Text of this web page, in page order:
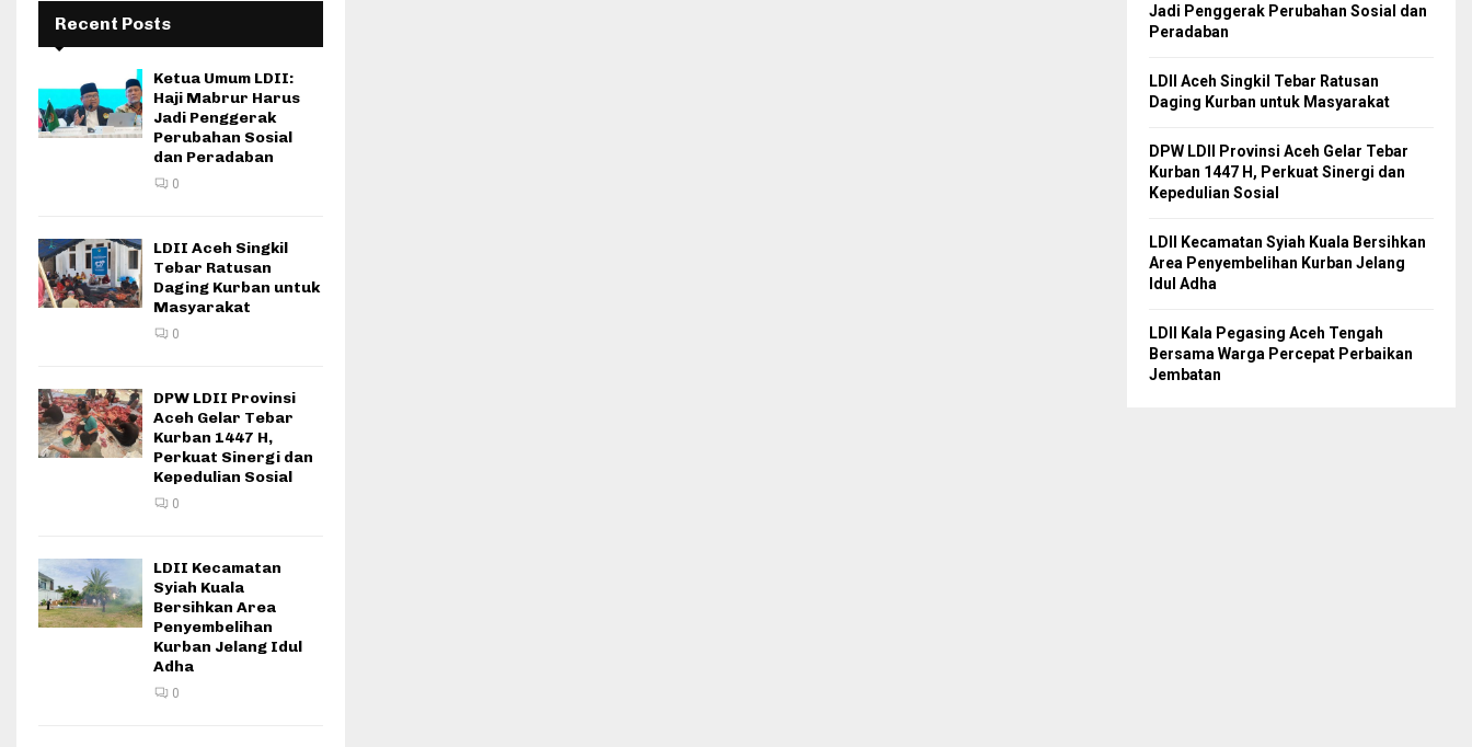
Recent Posts
Ketua Umum LDII:
Haji Mabrur Harus
Jadi Penggerak
Perubahan Sosial
dan Peradaban
0
LDII Aceh Singkil
Tebar Ratusan
Daging Kurban untuk
Masyarakat
0
DPW LDII Provinsi
Aceh Gelar Tebar
Kurban 1447 H,
Perkuat Sinergi dan
Kepedulian Sosial
0
LDII Kecamatan
Syiah Kuala
Bersihkan Area
Penyembelihan
Kurban Jelang Idul
Adha
0
Jadi Penggerak Perubahan Sosial dan
Peradaban
LDII Aceh Singkil Tebar Ratusan
Daging Kurban untuk Masyarakat
DPW LDII Provinsi Aceh Gelar Tebar
Kurban 1447 H, Perkuat Sinergi dan
Kepedulian Sosial
LDII Kecamatan Syiah Kuala Bersihkan
Area Penyembelihan Kurban Jelang
Idul Adha
LDII Kala Pegasing Aceh Tengah
Bersama Warga Percepat Perbaikan
Jembatan